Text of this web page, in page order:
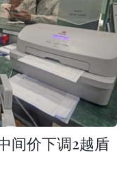
间价下调2越盾